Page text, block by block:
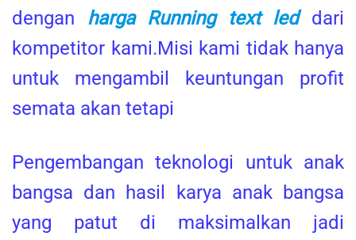
dengan harga Running text led dari
kompetitor kami.Misi kami tidak hanya
untuk mengambil keuntungan profit
semata akan tetapi
Pengembangan teknologi untuk anak
bangsa dan hasil karya anak bangsa
yang patut di maksimalkan jadi